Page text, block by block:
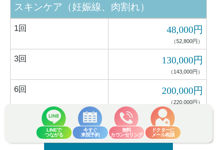
LINEで
つながる
今すぐ
来院予約
無料
カウンセリング
ドクターに
メール相談
スキンケア（妊娠線、肉割れ）
1回 48,000円
（52,800円）
3回 130,000円
（143,000円）
6回 200,000円
（220,000円）
※（）内は税込みの金額です